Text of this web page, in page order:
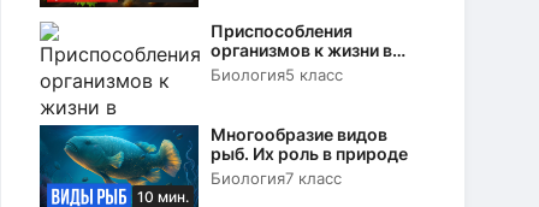
Приспособления
организмов к жизни в
природе
Биология5 класс
10 мин.
Многообразие видов
рыб. Их роль в природе
Биология7 класс